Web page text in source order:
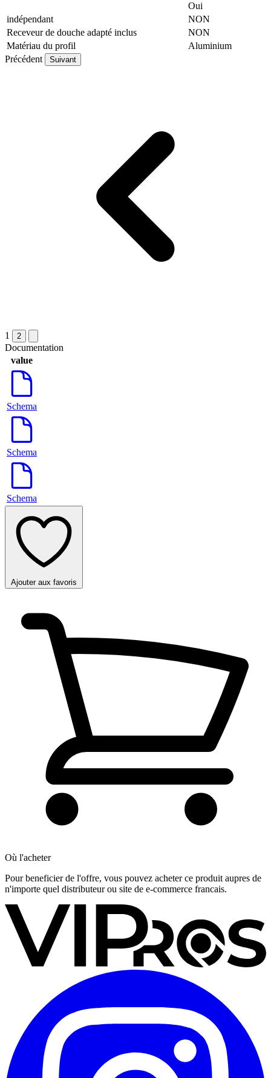
Oui
indépendant
NON
Receveur de douche adapté inclus
NON
Matériau du profil
Aluminium
Précédent
Suivant
1 2
Documentation
value
Schema
Schema
Schema
Ajouter aux favoris
Où l'acheter
Pour beneficier de l'offre, vous pouvez acheter ce produit aupres de
n'importe quel distributeur ou site de e-commerce francais.